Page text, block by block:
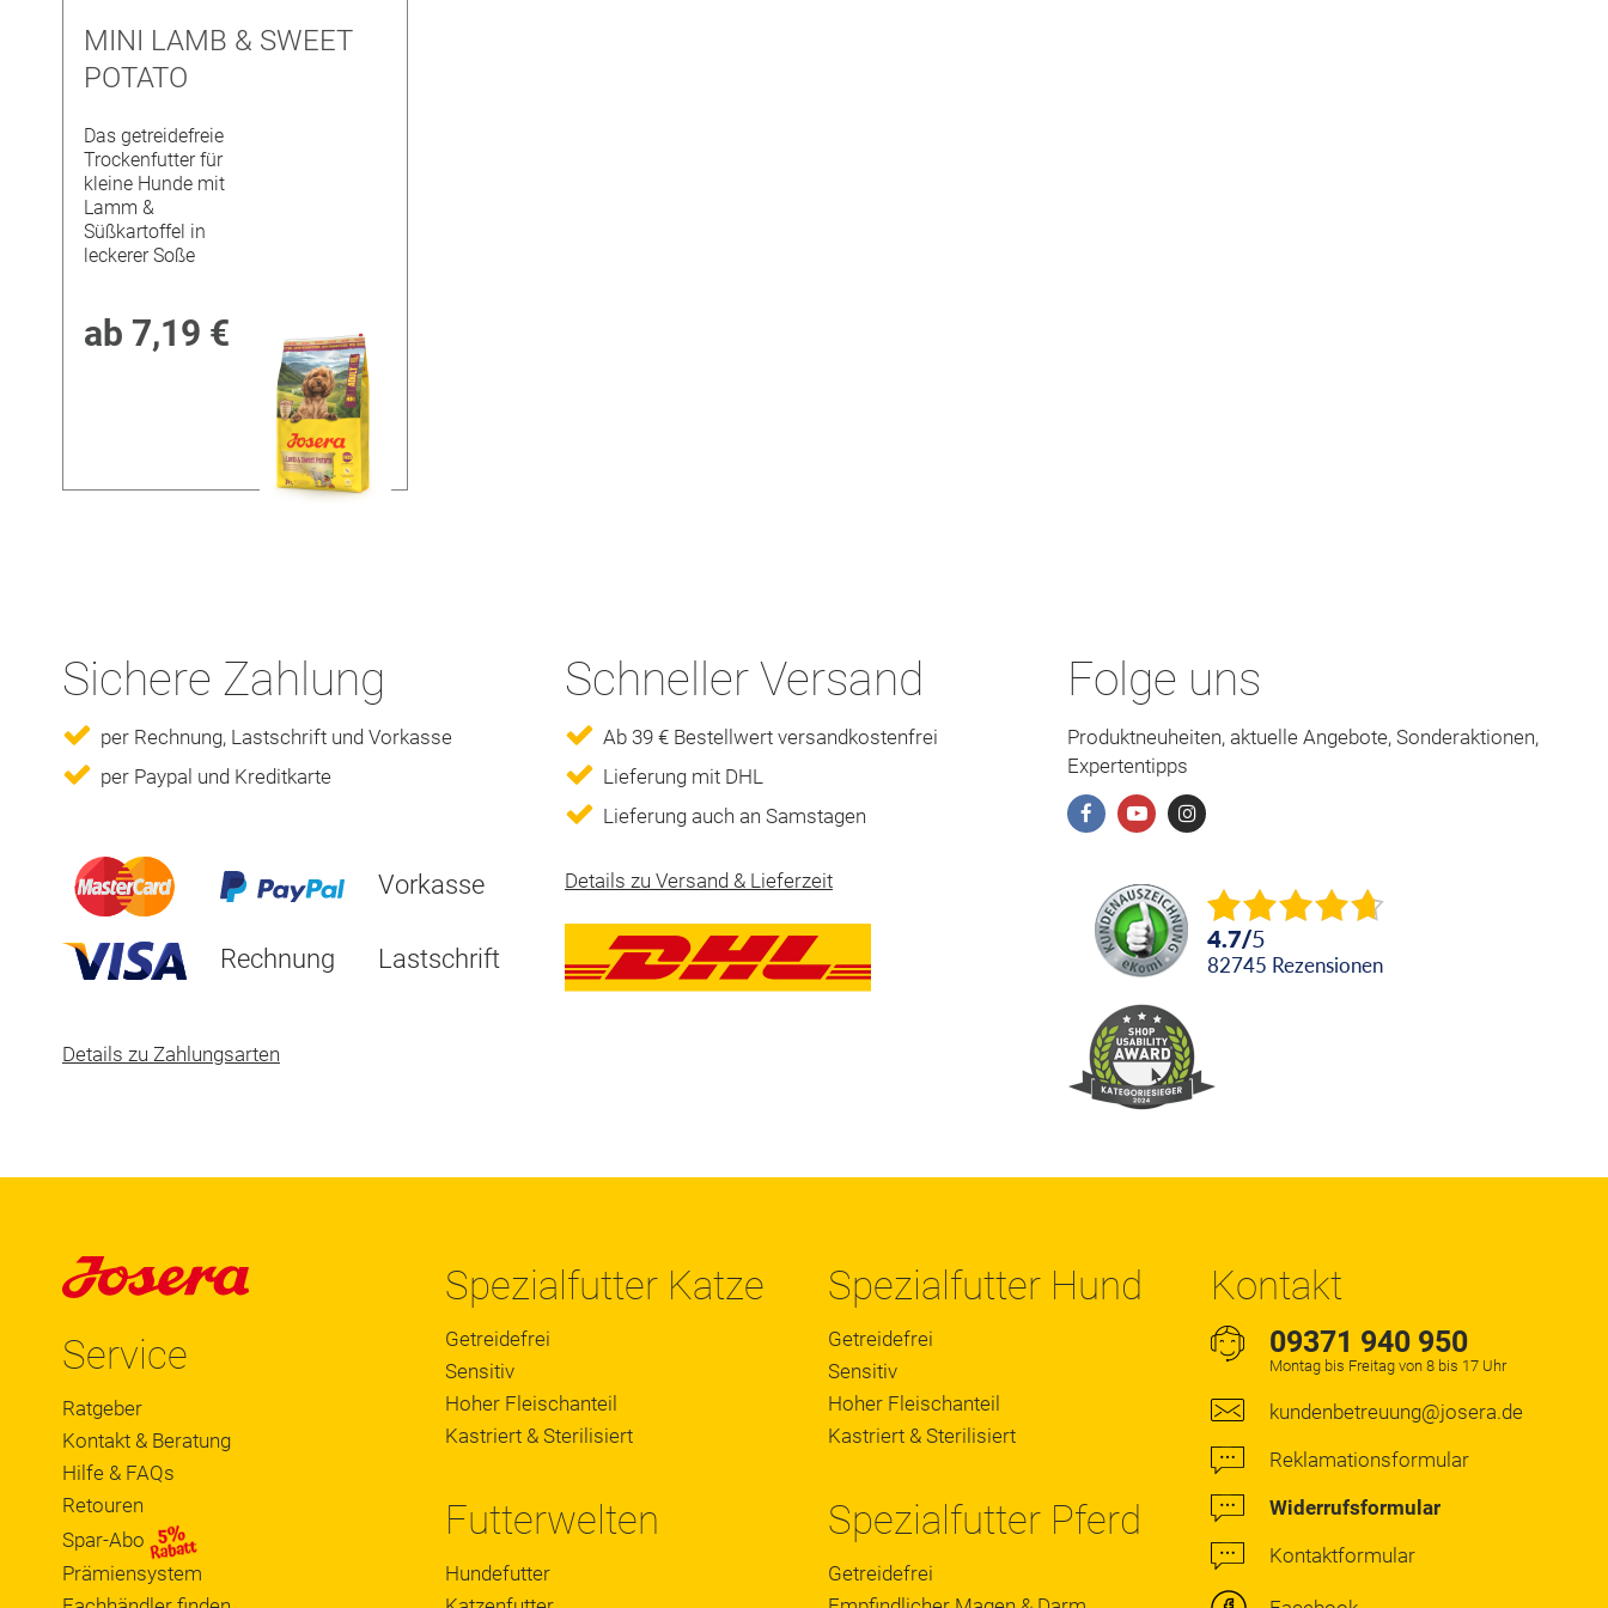
MINI LAMB & SWEET
POTATO
Das getreidefreie
Trockenfutter für
kleine Hunde mit
Lamm &
Süßkartoffel in
leckerer Soße
ab 7,19 €
Sichere Zahlung
per Rechnung, Lastschrift und Vorkasse
per Paypal und Kreditkarte
Vorkasse
Rechnung Lastschrift
Details zu Zahlungsarten
Schneller Versand
Ab 39 € Bestellwert versandkostenfrei
Lieferung mit DHL
Lieferung auch an Samstagen
Details zu Versand & Lieferzeit
Folge uns
Produktneuheiten, aktuelle Angebote, Sonderaktionen,
Expertentipps
4.7/5
82745 Rezensionen
Service
Ratgeber
Kontakt & Beratung
Hilfe & FAQs
Retouren
Spar-Abo
Prämiensystem
Spezialfutter Katze
Getreidefrei
Sensitiv
Hoher Fleischanteil
Kastriert & Sterilisiert
Futterwelten
Hundefutter
Spezialfutter Hund
Getreidefrei
Sensitiv
Hoher Fleischanteil
Kastriert & Sterilisiert
Spezialfutter Pferd
Getreidefrei
Kontakt
09371 940 950
Montag bis Freitag von 8 bis 17 Uhr
kundenbetreuung@josera.de
Reklamationsformular
Widerrufsformular
Kontaktformular